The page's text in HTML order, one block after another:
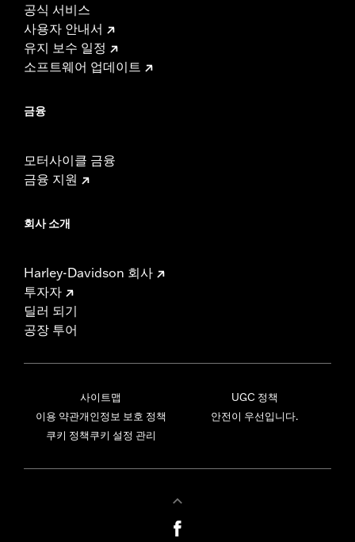
공식 서비스
사용자 안내서
유지 보수 일정
소프트웨어 업데이트
금융
모터사이클 금융
금융 지원
회사 소개
Harley-Davidson 회사
투자자
딜러 되기
공장 투어
사이트맵
이용 약관개인정보 보호 정책
쿠키 정책쿠키 설정 관리
UGC 정책
안전이 우선입니다.